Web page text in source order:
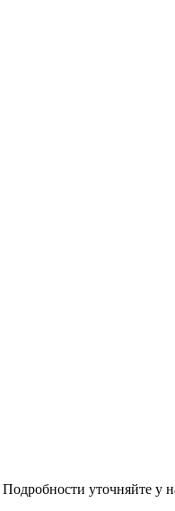
Подробности уточняйте у